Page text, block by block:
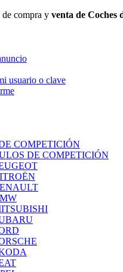
compra y venta de Coches
usuario o clave
COMPETICIÓN
DE COMPETICIÓN